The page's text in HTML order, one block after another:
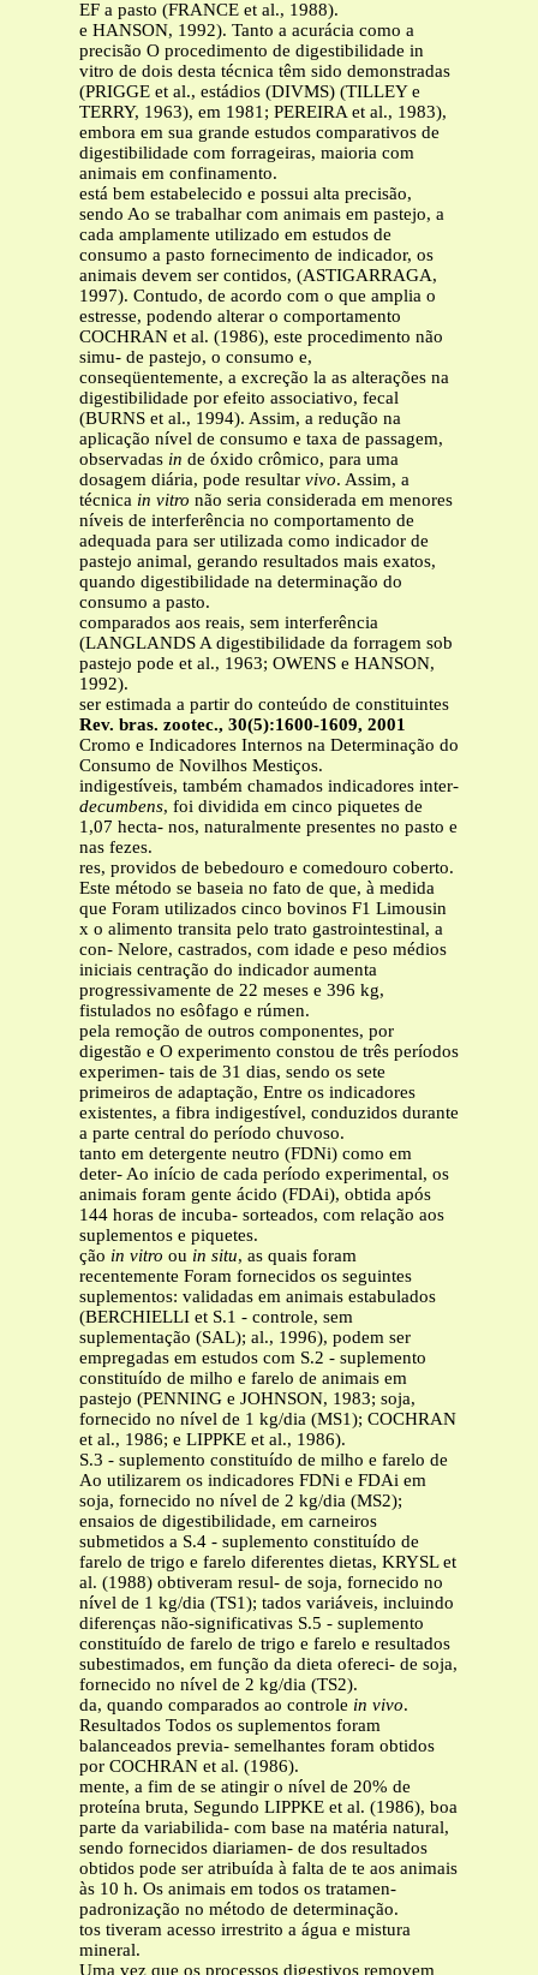
EF a pasto (FRANCE et al., 1988).
e HANSON, 1992). Tanto a acurácia como a
precisão O procedimento de digestibilidade in
vitro de dois desta técnica têm sido demonstradas
(PRIGGE et al., estádios (DIVMS) (TILLEY e
TERRY, 1963), em 1981; PEREIRA et al., 1983),
embora em sua grande estudos comparativos de
digestibilidade com forrageiras, maioria com
animais em confinamento.
está bem estabelecido e possui alta precisão,
sendo Ao se trabalhar com animais em pastejo, a
cada amplamente utilizado em estudos de
consumo a pasto fornecimento de indicador, os
animais devem ser contidos, (ASTIGARRAGA,
1997). Contudo, de acordo com o que amplia o
estresse, podendo alterar o comportamento
COCHRAN et al. (1986), este procedimento não
simu- de pastejo, o consumo e,
conseqüentemente, a excreção la as alterações na
digestibilidade por efeito associativo, fecal
(BURNS et al., 1994). Assim, a redução na
aplicação nível de consumo e taxa de passagem,
observadas in de óxido crômico, para uma
dosagem diária, pode resultar vivo. Assim, a
técnica in vitro não seria considerada em menores
níveis de interferência no comportamento de
adequada para ser utilizada como indicador de
pastejo animal, gerando resultados mais exatos,
quando digestibilidade na determinação do
consumo a pasto.
comparados aos reais, sem interferência
(LANGLANDS A digestibilidade da forragem sob
pastejo pode et al., 1963; OWENS e HANSON,
1992).
ser estimada a partir do conteúdo de constituintes
Rev. bras. zootec., 30(5):1600-1609, 2001
Cromo e Indicadores Internos na Determinação do
Consumo de Novilhos Mestiços.
indigestíveis, também chamados indicadores inter-
decumbens, foi dividida em cinco piquetes de
1,07 hecta- nos, naturalmente presentes no pasto e
nas fezes.
res, providos de bebedouro e comedouro coberto.
Este método se baseia no fato de que, à medida
que Foram utilizados cinco bovinos F1 Limousin
x o alimento transita pelo trato gastrointestinal, a
con- Nelore, castrados, com idade e peso médios
iniciais centração do indicador aumenta
progressivamente de 22 meses e 396 kg,
fistulados no esôfago e rúmen.
pela remoção de outros componentes, por
digestão e O experimento constou de três períodos
experimen- tais de 31 dias, sendo os sete
primeiros de adaptação, Entre os indicadores
existentes, a fibra indigestível, conduzidos durante
a parte central do período chuvoso.
tanto em detergente neutro (FDNi) como em
deter- Ao início de cada período experimental, os
animais foram gente ácido (FDAi), obtida após
144 horas de incuba- sorteados, com relação aos
suplementos e piquetes.
ção in vitro ou in situ, as quais foram
recentemente Foram fornecidos os seguintes
suplementos: validadas em animais estabulados
(BERCHIELLI et S.1 - controle, sem
suplementação (SAL); al., 1996), podem ser
empregadas em estudos com S.2 - suplemento
constituído de milho e farelo de animais em
pastejo (PENNING e JOHNSON, 1983; soja,
fornecido no nível de 1 kg/dia (MS1); COCHRAN
et al., 1986; e LIPPKE et al., 1986).
S.3 - suplemento constituído de milho e farelo de
Ao utilizarem os indicadores FDNi e FDAi em
soja, fornecido no nível de 2 kg/dia (MS2);
ensaios de digestibilidade, em carneiros
submetidos a S.4 - suplemento constituído de
farelo de trigo e farelo diferentes dietas, KRYSL et
al. (1988) obtiveram resul- de soja, fornecido no
nível de 1 kg/dia (TS1); tados variáveis, incluindo
diferenças não-significativas S.5 - suplemento
constituído de farelo de trigo e farelo e resultados
subestimados, em função da dieta ofereci- de soja,
fornecido no nível de 2 kg/dia (TS2).
da, quando comparados ao controle in vivo.
Resultados Todos os suplementos foram
balanceados previa- semelhantes foram obtidos
por COCHRAN et al. (1986).
mente, a fim de se atingir o nível de 20% de
proteína bruta, Segundo LIPPKE et al. (1986), boa
parte da variabilida- com base na matéria natural,
sendo fornecidos diariamen- de dos resultados
obtidos pode ser atribuída à falta de te aos animais
às 10 h. Os animais em todos os tratamen-
padronização no método de determinação.
tos tiveram acesso irrestrito a água e mistura
mineral.
Uma vez que os processos digestivos removem